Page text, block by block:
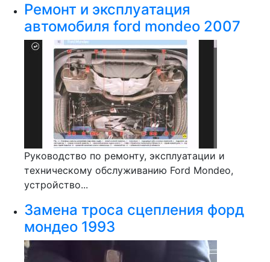
Ремонт и эксплуатация
автомобиля ford mondeo 2007
Руководство по ремонту, эксплуатации и
техническому обслуживанию Ford Mondeo,
устройство...
Замена троса сцепления форд
мондео 1993